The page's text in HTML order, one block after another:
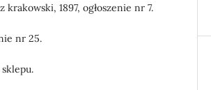
krakowski, 1897, ogłoszenie nr 7.
nr 25.